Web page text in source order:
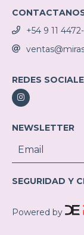
+54 9 11
REDES
NEWSLETTER
SEGURIDAD Y
Powered by